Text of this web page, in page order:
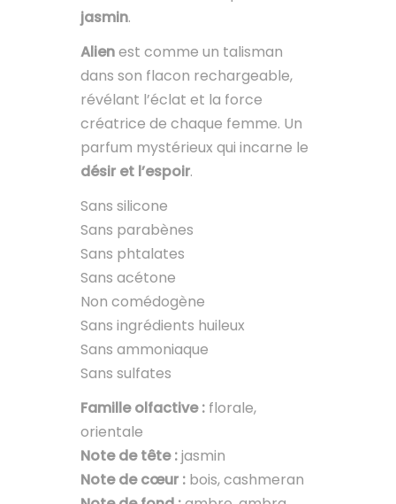
jasmin.
Alienest comme un talisman
dans son flacon rechargeable,
révélant l’éclat et la force
créatrice de chaque femme. Un
parfum mystérieux qui incarne le
désir et l’espoir.
Sans silicone
Sans parabènes
Sans phtalates
Sans acétone
Non comédogène
Sans ingrédients huileux
Sans ammoniaque
Sans sulfates
Famille olfactive : florale,
orientale
Note de tête :jasmin
Note de cœur : bois, cashmeran